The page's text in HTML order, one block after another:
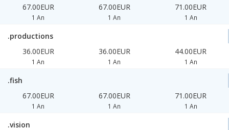
67.00EUR
1 An
67.00EUR
1 An
71.00EUR
1 An
.productions
36.00EUR
1 An
36.00EUR
1 An
44.00EUR
1 An
.fish
67.00EUR
1 An
67.00EUR
1 An
71.00EUR
1 An
.vision